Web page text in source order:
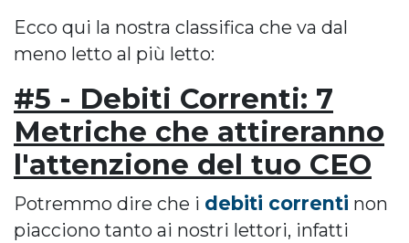
Ecco qui la nostra classifica che va dal
meno letto al più letto:
#5 - Debiti Correnti: 7
Metriche che attireranno
l'attenzione del tuo CEO
Potremmo dire che i debiti correnti non
piacciono tanto ai nostri lettori, infatti